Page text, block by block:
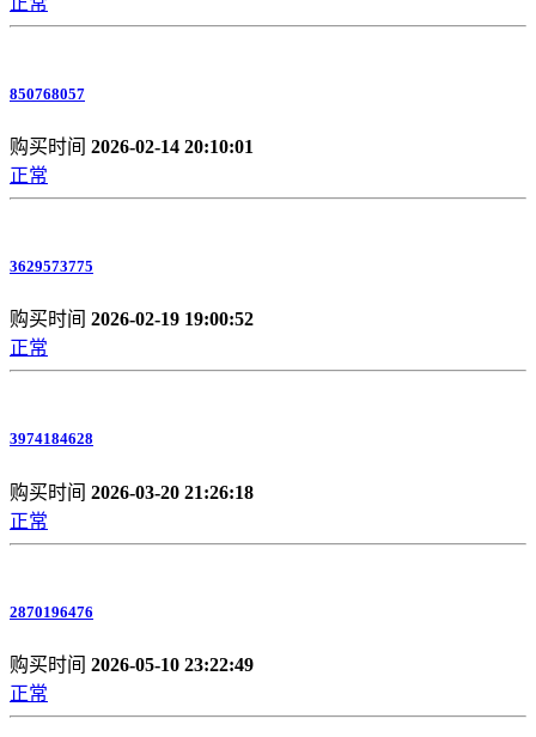
850768057
购买时间 2026-02-14 20:10:01
正常
3629573775
购买时间 2026-02-19 19:00:52
正常
3974184628
购买时间 2026-03-20 21:26:18
正常
2870196476
购买时间 2026-05-10 23:22:49
正常